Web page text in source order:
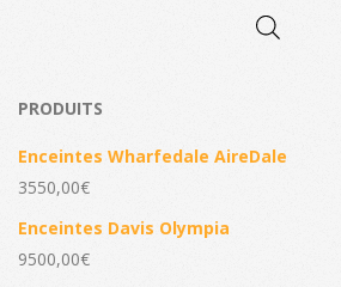
PRODUITS
Enceintes Wharfedale AireDale
3550,00€
Enceintes Davis Olympia
9500,00€